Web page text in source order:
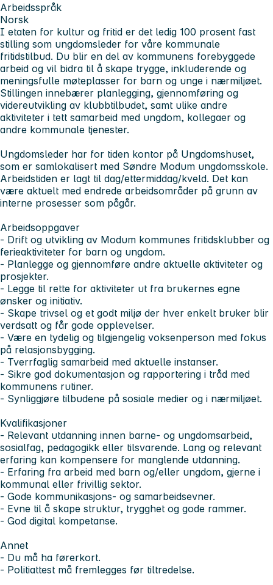
Arbeidsspråk
Norsk
I etaten for kultur og fritid er det ledig 100 prosent fast
stilling som ungdomsleder for våre kommunale
fritidstilbud. Du blir en del av kommunens forebyggede
arbeid og vil bidra til å skape trygge, inkluderende og
meningsfulle møteplasser for barn og unge i nærmiljøet.
Stillingen innebærer planlegging, gjennomføring og
videreutvikling av klubbtilbudet, samt ulike andre
aktiviteter i tett samarbeid med ungdom, kollegaer og
andre kommunale tjenester.
Ungdomsleder har for tiden kontor på Ungdomshuset,
som er samlokalisert med Søndre Modum ungdomsskole.
Arbeidstiden er lagt til dag/ettermiddag/kveld. Det kan
være aktuelt med endrede arbeidsområder på grunn av
interne prosesser som pågår.
Arbeidsoppgaver
- Drift og utvikling av Modum kommunes fritidsklubber og
ferieaktiviteter for barn og ungdom.
- Planlegge og gjennomføre andre aktuelle aktiviteter og
prosjekter.
- Legge til rette for aktiviteter ut fra brukernes egne
ønsker og initiativ.
- Skape trivsel og et godt miljø der hver enkelt bruker blir
verdsatt og får gode opplevelser.
- Være en tydelig og tilgjengelig voksenperson med fokus
på relasjonsbygging.
- Tverrfaglig samarbeid med aktuelle instanser.
- Sikre god dokumentasjon og rapportering i tråd med
kommunens rutiner.
- Synliggjøre tilbudene på sosiale medier og i nærmiljøet.
Kvalifikasjoner
- Relevant utdanning innen barne- og ungdomsarbeid,
sosialfag, pedagogikk eller tilsvarende. Lang og relevant
erfaring kan kompensere for manglende utdanning.
- Erfaring fra arbeid med barn og/eller ungdom, gjerne i
kommunal eller frivillig sektor.
- Gode kommunikasjons- og samarbeidsevner.
- Evne til å skape struktur, trygghet og gode rammer.
- God digital kompetanse.
Annet
- Du må ha førerkort.
- Politiattest må fremlegges før tiltredelse.